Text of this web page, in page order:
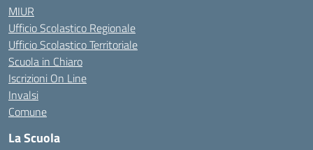
MIUR
Ufficio Scolastico Regionale
Ufficio Scolastico Territoriale
Scuola in Chiaro
Iscrizioni On Line
Invalsi
Comune
La Scuola